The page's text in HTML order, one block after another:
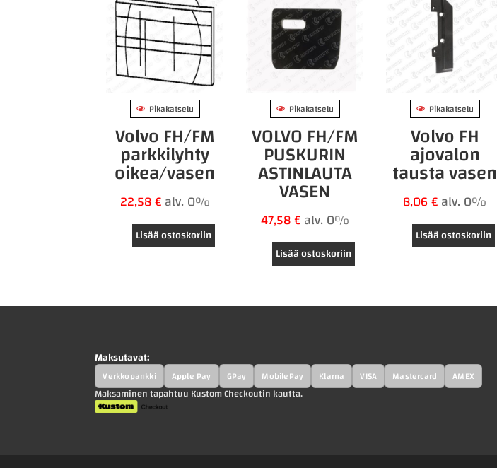
Pikakatselu
Volvo FH/FM
parkkilyhty
oikea/vasen
22,58€alv. 0%
Lisää ostoskoriin
Pikakatselu
VOLVO FH/FM
PUSKURIN
ASTINLAUTA
VASEN
47,58€alv. 0%
Lisää ostoskoriin
Pikakatselu
Volvo FH
ajovalon
tausta vasen
8,06€alv. 0%
Lisää ostoskoriin
Maksutavat:
Verkkopankki Apple Pay GPay MobilePay Klarna VISA Mastercard AMEX
Maksaminen tapahtuu Kustom Checkoutin kautta.